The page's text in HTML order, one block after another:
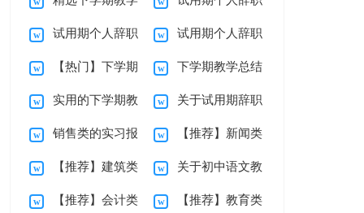
总结范文锦集十篇 报告范文锦集5篇
试用期个人辞职
报告范文锦集8篇
试用期个人辞职
报告范文锦集7篇
【热门】下学期
教学总结3篇
下学期教学总结
九篇
实用的下学期教
学总结范文锦集6篇
关于试用期辞职
报告范文锦集5篇
销售类的实习报
告4篇
【推荐】新闻类
实习报告4篇
【推荐】建筑类
学生实习报告4篇
关于初中语文教
学工作总结锦集十篇
【推荐】会计类 【推荐】教育类